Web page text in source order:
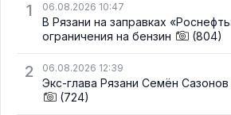
1
06.08.2026 10:47
В Рязани на заправках
ограничения на бензин
(804)
2 06.08.2026 12:39
Экс-глава Рязани Семён
(724)